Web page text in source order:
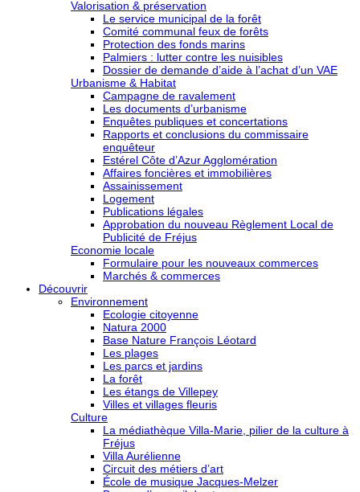
Valorisation & préservation
Le service municipal de la forêt
Comité communal feux de forêts
Protection des fonds marins
Palmiers : lutter contre les nuisibles
Dossier de demande d’aide à l’achat d’un VAE
Urbanisme & Habitat
Campagne de ravalement
Les documents d’urbanisme
Enquêtes publiques et concertations
Rapports et conclusions du commissaire
enquêteur
Estérel Côte d’Azur Agglomération
Affaires foncières et immobilières
Assainissement
Logement
Publications légales
Approbation du nouveau Règlement Local de
Publicité de Fréjus
Economie locale
Formulaire pour les nouveaux commerces
Marchés & commerces
Découvrir
Environnement
Ecologie citoyenne
Natura 2000
Base Nature François Léotard
Les plages
Les parcs et jardins
La forêt
Les étangs de Villepey
Villes et villages fleuris
Culture
La médiathèque Villa-Marie, pilier de la culture à
Fréjus
Villa Aurélienne
Circuit des métiers d’art
École de musique Jacques-Melzer